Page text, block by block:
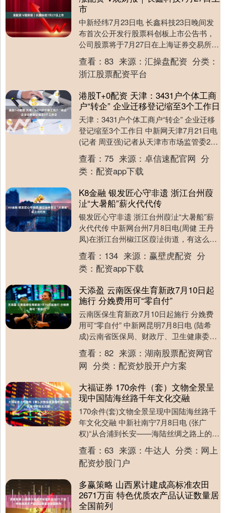
市
中新经纬7月23日电 长鑫科技23日晚间发
布首次公开发行股票科创板上市公告书，
公司股票将于7月27日在上海证券交易所科
创板上市。 长鑫科技披露，本次发行价格
8.....
查看： 83 来源： 汇操盘配资 分类：
浙江股票配资平台
港股T+0配资 天津：3431户个体工商
户“转企” 企业迁移登记缩至3个工作日
天津：3431户个体工商户“转企” 企业迁移
登记缩至3个工作日 中新网天津7月21日电
(记者 周亚强)记者从天津市市场监管委21
日举行的新闻发布会上获悉，天津....
查看： 75 来源： 卓信速配官网 分
类： 配资app下载
K8金融 银发匠心守非遗 浙江台州葭
沚“大暑船”薪火代代传
银发匠心守非遗 浙江台州葭沚“大暑船”薪
火代代传 中新网台州7月8日电(周健 王丹
凤)在浙江台州椒江区葭沚街道，有这么一
个古老的行当，60多岁算刚入行，70岁
的....
查看： 134 来源： 赢壁虎配资 分
类： 配资app下载
天添盈 云南医保生育新政7月10日起
施行 分娩费用可“零自付”
云南医保生育新政7月10日起施行 分娩费
用可“零自付” 中新网昆明7月8日电 (陆希
成)云南省医保局、财政厅、卫生健康委、
税务局四部门近日联合推出7项医保支持
生....
查看： 82 来源： 湖南股票配资网官
网 分类： 配资炒股开户方案
大福证券 170余件（套）文物全景呈
现中国陆海丝路千年文化交融
170余件(套)文物全景呈现中国陆海丝路千
年文化交融 中新社南宁7月8日电 (张广
权)“从合浦到长安——海陆丝绸之路上的文
化交融”主题特展8日在广西南宁开展，
集....
查看： 63 来源： 牛达人 分类： 网上
配资炒股门户
多赢策略 山西累计建成高标准农田
2671万亩 特色优质农产品认证数量居
全国前列